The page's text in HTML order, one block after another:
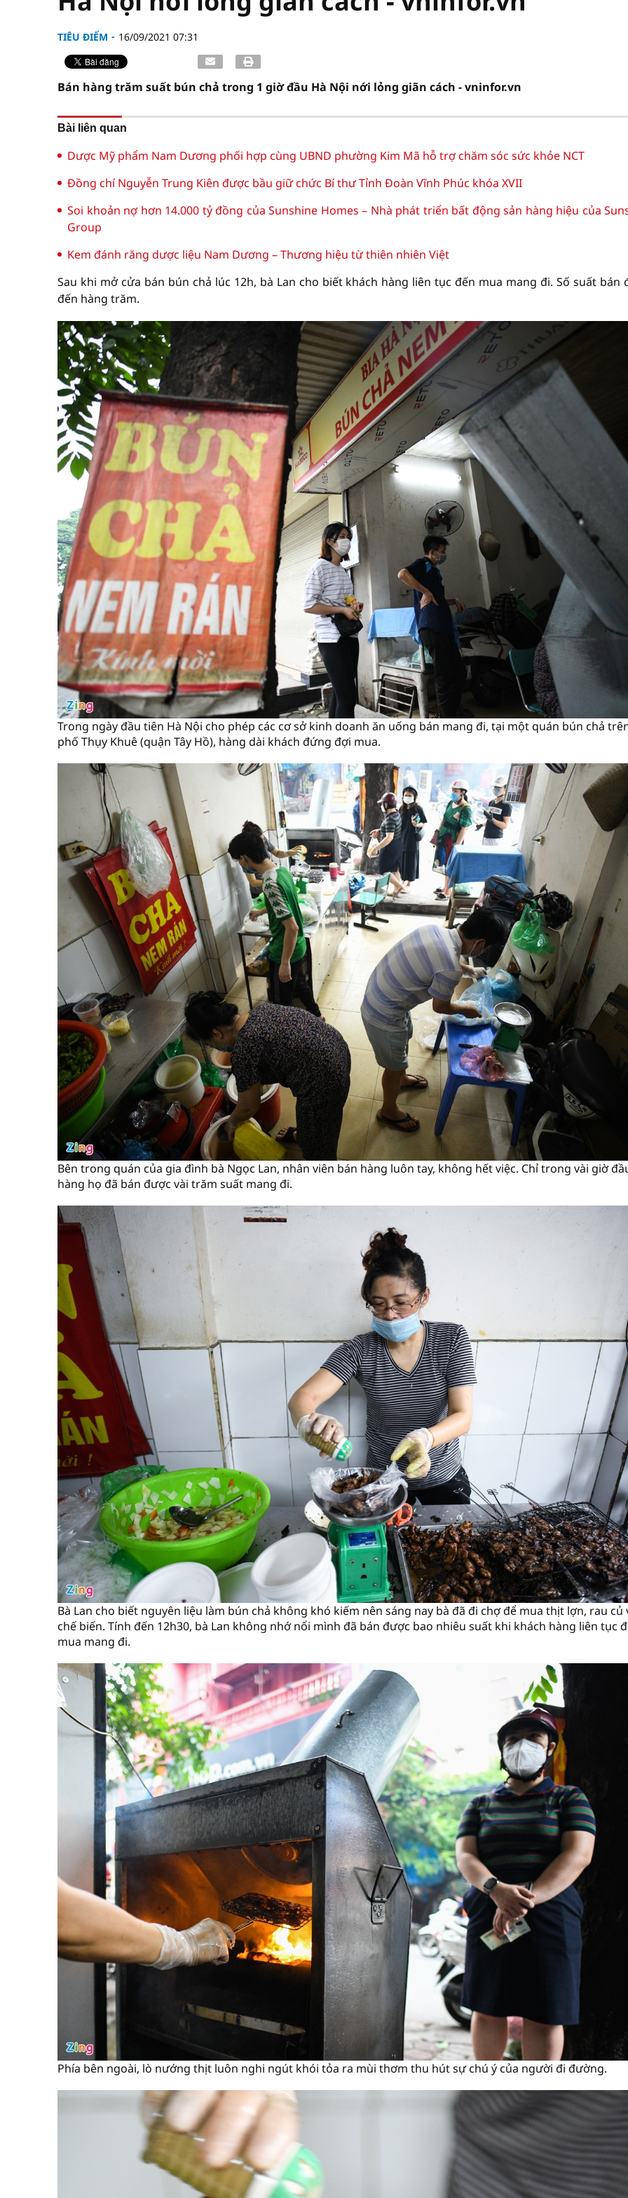
TIÊU ĐIỂM 16/09/2021 07:31
Bán hàng trăm suất bún chả trong 1 giờ đầu Hà Nội nới lỏng giãn cách - vninfor.vn
Bài liên quan
Dược Mỹ phẩm Nam Dương phối hợp cùng UBND phường Kim Mã hỗ trợ chăm sóc sức khỏe NCT
Đồng chí Nguyễn Trung Kiên được bầu giữ chức Bí thư Tỉnh Đoàn Vĩnh Phúc khóa XVII
Soi khoản nợ hơn 14.000 tỷ đồng của Sunshine Homes – Nhà phát triển bất động sản hàng hiệu của
Group
Kem đánh răng dược liệu Nam Dương – Thương hiệu từ thiên nhiên Việt
Sau khi mở cửa bán bún chả lúc 12h, bà Lan cho biết khách hàng liên tục đến mua mang đi. Số suất bán
đến hàng trăm.
Trong ngày đầu tiên Hà Nội cho phép các cơ sở kinh doanh ăn uống bán mang đi, tại một quán bún chả
phố Thụy Khuê (quận Tây Hồ), hàng dài khách đứng đợi mua.
Bên trong quán của gia đình bà Ngọc Lan, nhân viên bán hàng luôn tay, không hết việc. Chỉ trong vài giờ
hàng họ đã bán được vài trăm suất mang đi.
Bà Lan cho biết nguyên liệu làm bún chả không khó kiếm nên sáng nay bà đã đi chợ để mua thịt lợn, rau củ
chế biến. Tính đến 12h30, bà Lan không nhớ nổi mình đã bán được bao nhiêu suất khi khách hàng liên tục
mua mang đi.
Phía bên ngoài, lò nướng thịt luôn nghi ngút khói tỏa ra mùi thơm thu hút sự chú ý của người đi đường.